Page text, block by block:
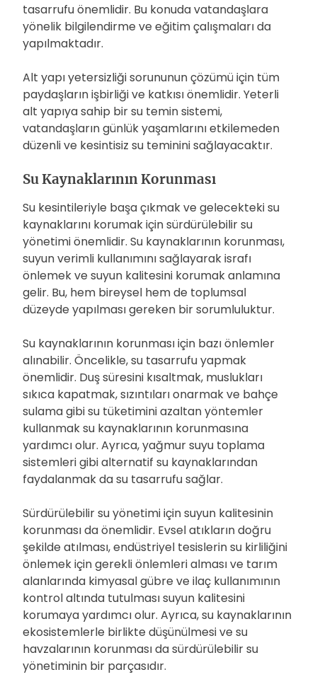
tasarrufu önemlidir. Bu konuda vatandaşlara
yönelik bilgilendirme ve eğitim çalışmaları da
yapılmaktadır.
Alt yapı yetersizliği sorununun çözümü için tüm
paydaşların işbirliği ve katkısı önemlidir. Yeterli
alt yapıya sahip bir su temin sistemi,
vatandaşların günlük yaşamlarını etkilemeden
düzenli ve kesintisiz su teminini sağlayacaktır.
Su Kaynaklarının Korunması
Su kesintileriyle başa çıkmak ve gelecekteki su
kaynaklarını korumak için sürdürülebilir su
yönetimi önemlidir. Su kaynaklarının korunması,
suyun verimli kullanımını sağlayarak israfı
önlemek ve suyun kalitesini korumak anlamına
gelir. Bu, hem bireysel hem de toplumsal
düzeyde yapılması gereken bir sorumluluktur.
Su kaynaklarının korunması için bazı önlemler
alınabilir. Öncelikle, su tasarrufu yapmak
önemlidir. Duş süresini kısaltmak, muslukları
sıkıca kapatmak, sızıntıları onarmak ve bahçe
sulama gibi su tüketimini azaltan yöntemler
kullanmak su kaynaklarının korunmasına
yardımcı olur. Ayrıca, yağmur suyu toplama
sistemleri gibi alternatif su kaynaklarından
faydalanmak da su tasarrufu sağlar.
Sürdürülebilir su yönetimi için suyun kalitesinin
korunması da önemlidir. Evsel atıkların doğru
şekilde atılması, endüstriyel tesislerin su kirliliğini
önlemek için gerekli önlemleri alması ve tarım
alanlarında kimyasal gübre ve ilaç kullanımının
kontrol altında tutulması suyun kalitesini
korumaya yardımcı olur. Ayrıca, su kaynaklarının
ekosistemlerle birlikte düşünülmesi ve su
havzalarının korunması da sürdürülebilir su
yönetiminin bir parçasıdır.